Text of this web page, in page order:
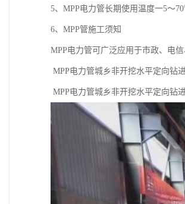
5、MPP电力管长期使用温度一5～
6、MPP管施工须知
MPP电力管可广泛应用于市政、电
MPP电力管城乡非开挖水平定向钻
MPP电力管城乡非开挖水平定向钻